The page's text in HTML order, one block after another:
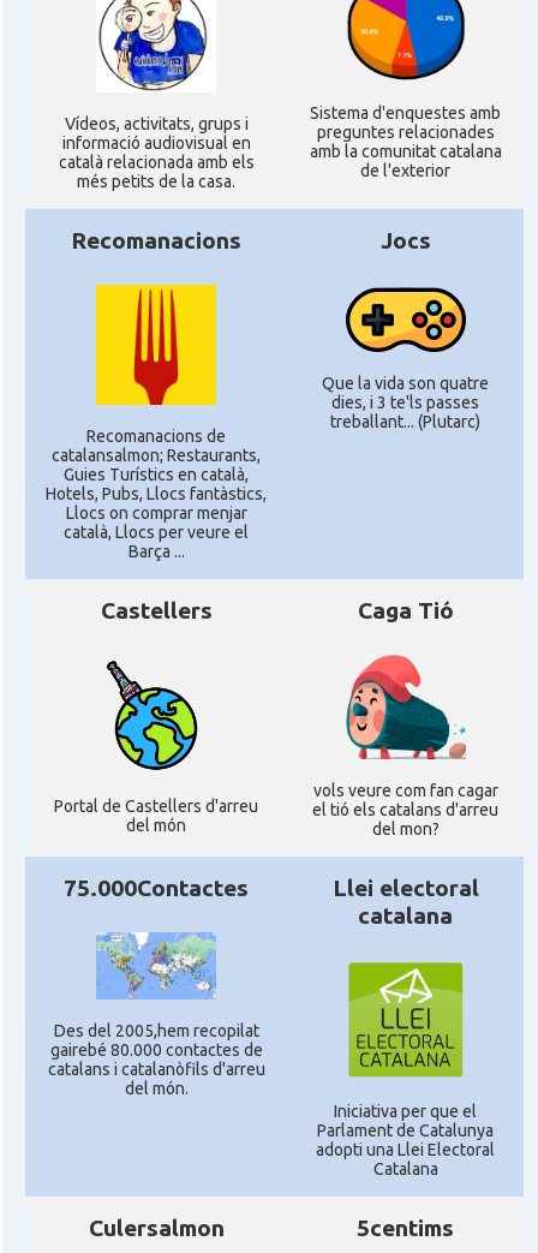
Ví­deos, activitats, grups i
informació audiovisual en
català relacionada amb els
més petits de la casa.
Sistema d'enquestes amb
preguntes relacionades
amb la comunitat catalana
de l'exterior
Recomanacions
Recomanacions de
catalansalmon; Restaurants,
Guies Turístics en català,
Hotels, Pubs, Llocs fantàstics,
Llocs on comprar menjar
català, Llocs per veure el
Barça ...
Jocs
Que la vida son quatre
dies, i 3 te'ls passes
treballant... (Plutarc)
Castellers
Portal de Castellers d'arreu
del món
Caga Tió
vols veure com fan cagar
el tió els catalans d'arreu
del mon?
75.000Contactes
Des del 2005,hem recopilat
gairebé 80.000 contactes de
catalans i catalanòfils d'arreu
del món.
Llei electoral
catalana
Iniciativa per que el
Parlament de Catalunya
adopti una Llei Electoral
Catalana
Culersalmon 5centims